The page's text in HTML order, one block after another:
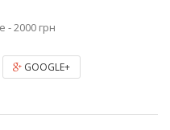
2000 грн
GOOGLE+